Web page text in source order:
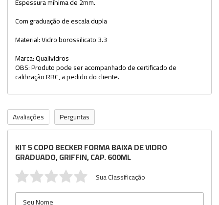
Com graduação de escala dupla
Material: Vidro borossilicato 3.3
Marca: Qualividros
OBS: Produto pode ser acompanhado de certificado de
calibração RBC, a pedido do cliente.
Avaliações Perguntas
KIT 5 COPO BECKER FORMA BAIXA DE VIDRO
GRADUADO, GRIFFIN, CAP. 600ML
Sua Classificação